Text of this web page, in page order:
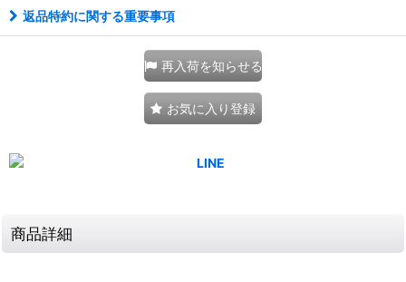
返品特約に関する重要事項
再入荷を知らせる
お気に入り登録
商品詳細